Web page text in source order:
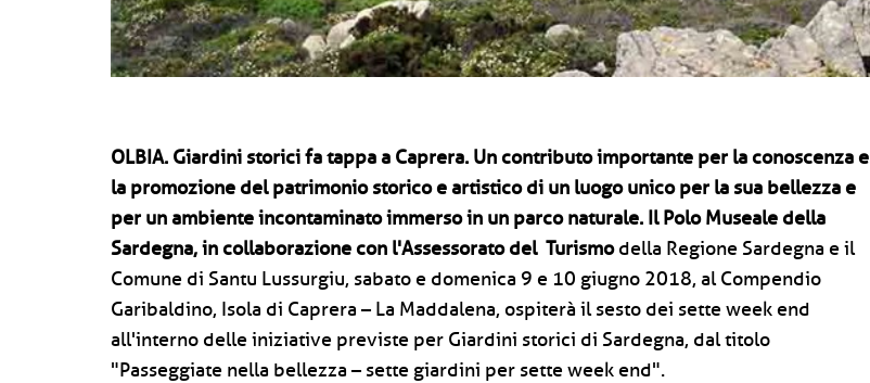
OLBIA. Giardini storici fa tappa a Caprera. Un contributo importante per la conoscenza e
la promozione del patrimonio storico e artistico di un luogo unico per la sua bellezza e
per un ambiente incontaminato immerso in un parco naturale. Il Polo Museale della
Sardegna, in collaborazione con l'Assessorato del Turismodella Regione Sardegna e il
Comune di Santu Lussurgiu, sabato e domenica 9 e 10 giugno 2018, al Compendio
Garibaldino, Isola di Caprera – La Maddalena, ospiterà il sesto dei sette week end
all'interno delle iniziative previste per Giardini storici di Sardegna, dal titolo
"Passeggiate nella bellezza – sette giardini per sette week end".